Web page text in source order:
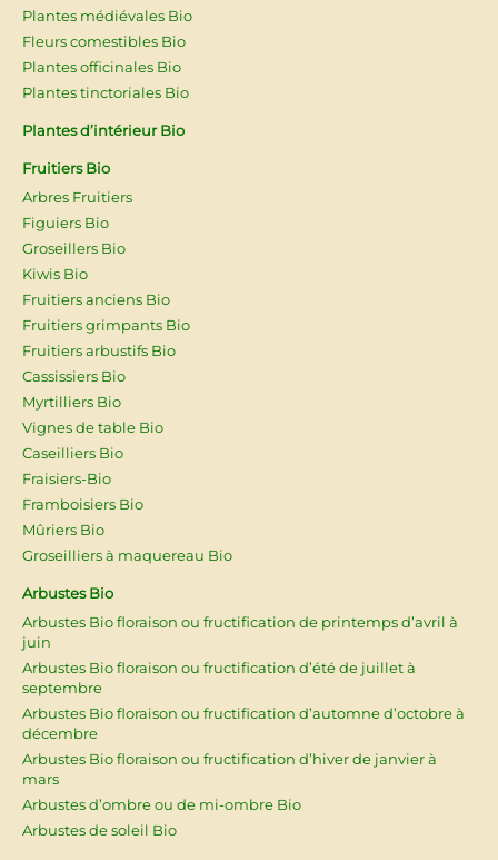
Plantes médiévales Bio
Fleurs comestibles Bio
Plantes officinales Bio
Plantes tinctoriales Bio
Plantes d’intérieur Bio
Fruitiers Bio
Arbres Fruitiers
Figuiers Bio
Groseillers Bio
Kiwis Bio
Fruitiers anciens Bio
Fruitiers grimpants Bio
Fruitiers arbustifs Bio
Cassissiers Bio
Myrtilliers Bio
Vignes de table Bio
Caseilliers Bio
Fraisiers-Bio
Framboisiers Bio
Mûriers Bio
Groseilliers à maquereau Bio
Arbustes Bio
Arbustes Bio floraison ou fructification de printemps d’avril à
juin
Arbustes Bio floraison ou fructification d’été de juillet à
septembre
Arbustes Bio floraison ou fructification d’automne d’octobre à
décembre
Arbustes Bio floraison ou fructification d’hiver de janvier à
mars
Arbustes d’ombre ou de mi-ombre Bio
Arbustes de soleil Bio